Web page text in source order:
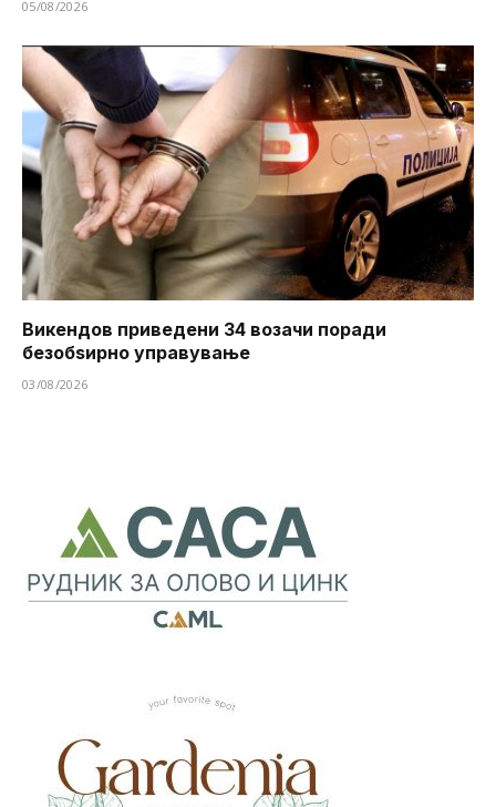
05/08/2026
Викендов приведени 34 возачи поради
безобѕирно управување
03/08/2026